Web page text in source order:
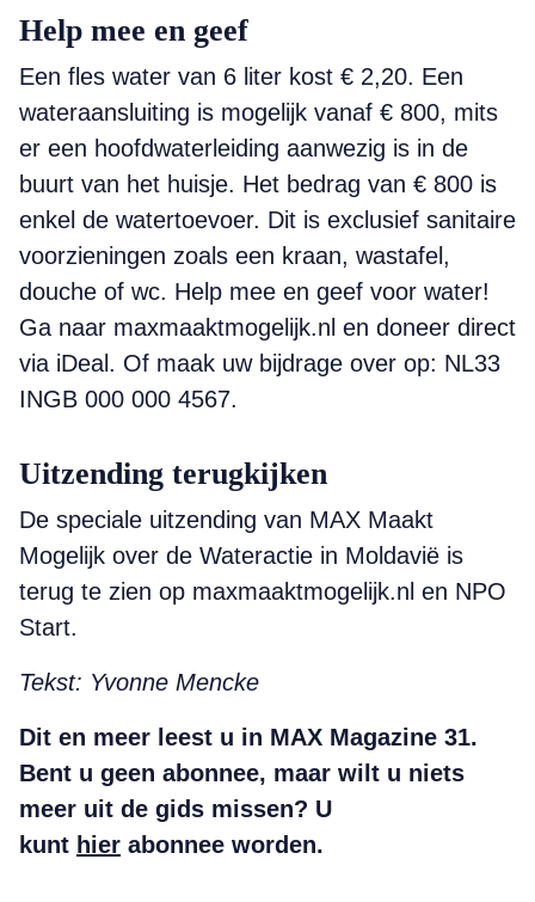
Help mee en geef
Een fles water van 6 liter kost € 2,20. Een
wateraansluiting is mogelijk vanaf € 800, mits
er een hoofdwaterleiding aanwezig is in de
buurt van het huisje. Het bedrag van € 800 is
enkel de watertoevoer. Dit is exclusief sanitaire
voorzieningen zoals een kraan, wastafel,
douche of wc. Help mee en geef voor water!
Ga naar maxmaaktmogelijk.nl en doneer direct
via iDeal. Of maak uw bijdrage over op: NL33
INGB 000 000 4567.
Uitzending terugkijken
De speciale uitzending van MAX Maakt
Mogelijk over de Wateractie in Moldavië is
terug te zien op maxmaaktmogelijk.nl en NPO
Start.
Tekst: Yvonne Mencke
Dit en meer leest u in MAX Magazine 31.
Bent u geen abonnee, maar wilt u niets
meer uit de gids missen? U
kunt hier abonnee worden.